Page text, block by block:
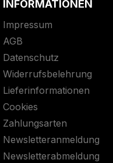
INFORMATIONEN
Impressum
AGB
Datenschutz
Widerrufsbelehrung
Lieferinformationen
Cookies
Zahlungsarten
Newsletteranmeldung
Newsletterabmeldung